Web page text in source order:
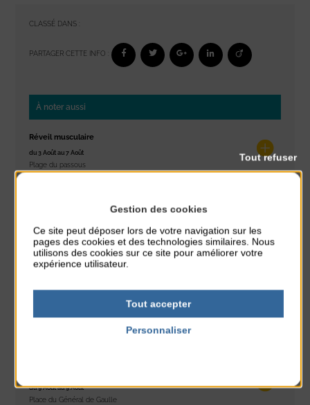
CLASSÉ DANS :
PARTAGER CETTE INFO :
À noter aussi
Réveil musculaire
du 3 Août au 7 Août
Plage du passous
Concours de châteaux de sable
du 7 Août au 7 Août
du 9 Août au 9 Août
Place du Général de Gaulle
Gestion des cookies
Ce site peut déposer lors de votre navigation sur les
pages des cookies et des technologies similaires. Nous
utilisons des cookies sur ce site pour améliorer votre
expérience utilisateur.
Tout accepter
Tout refuser
Personnaliser